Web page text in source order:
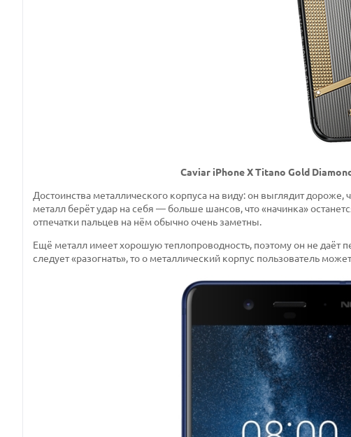
Caviar iPhone X Titano Gold
Достоинства металлического корпуса на виду: он выглядит
металл берёт удар на себя — больше шансов, что «начинка»
отпечатки пальцев на нём обычно очень заметны.
Ещё металл имеет хорошую теплопроводность, поэтому он не даёт
следует «разогнать», то о металлический корпус пользователь